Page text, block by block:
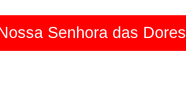
Senhora das Dores